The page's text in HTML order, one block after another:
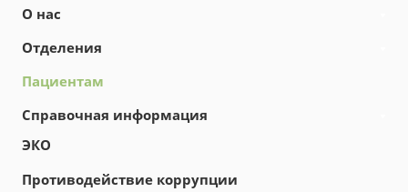
О нас
Отделения
Пациентам
Справочная информация
ЭКО
Противодействие коррупции